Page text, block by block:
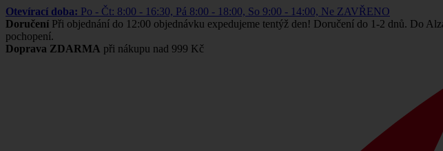
Otevírací doba: Po - Čt: 8:00 - 16:30, Pá 8:00 - 18:00, So 9:00 - 14:00, Ne ZAVŘENO
Doručení Při objednání do 12:00 objednávku expedujeme tentýž den! Doručení do 1-2 dnů. Do
pochopení.
Doprava ZDARMA při nákupu nad 999 Kč